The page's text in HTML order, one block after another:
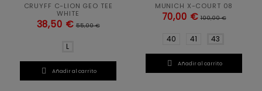
CRUYFF C-LION GEO TEE
WHITE
38,50 € 55,00 €
L
 Añadir al carrito
MUNICH X-COURT 08
70,00 € 100,00 €
40 41 43
 Añadir al carrito